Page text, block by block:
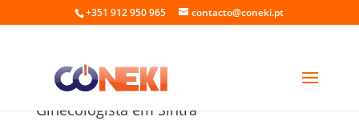
+351 912 950 965 contacto@coneki.pt
Agência de marketing digital para
Ginecologista em Sintra